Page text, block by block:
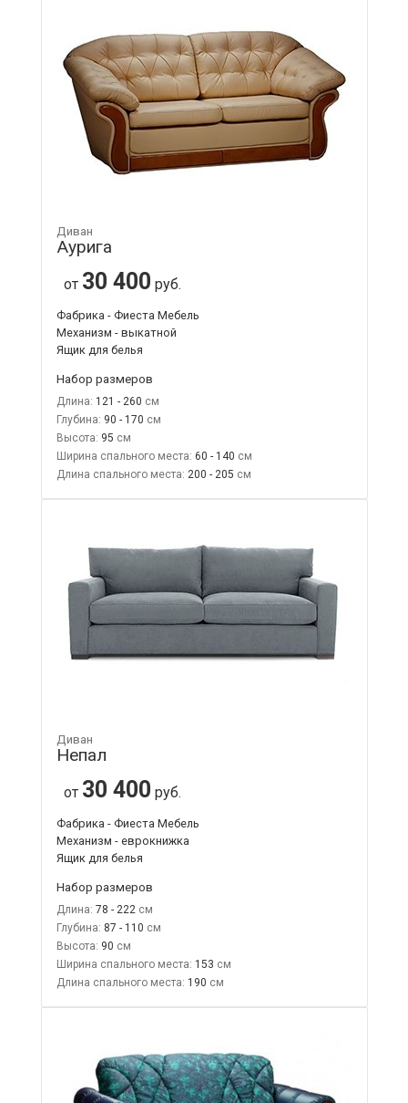
Диван
Аурига
от 30 400 руб.
Фабрика - Фиеста Мебель
Механизм - выкатной
Ящик для белья
Набор размеров
Длина: 121 - 260
Глубина: 90 - 170
Высота: 95
Ширина спального места: 60 - 140
Длина спального места: 200 - 205
Диван
Непал
от 30 400 руб.
Фабрика - Фиеста Мебель
Механизм - еврокнижка
Ящик для белья
Набор размеров
Длина: 78 - 222
Глубина: 87 - 110
Высота: 90
Ширина спального места: 153
Длина спального места: 190